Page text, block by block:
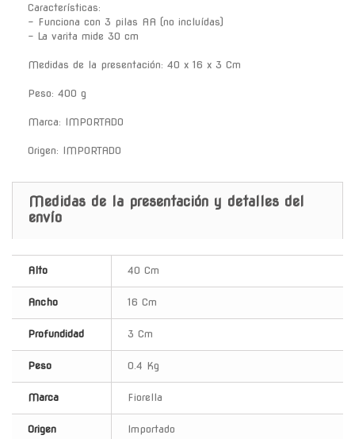
Características:
- Funciona con 3 pilas AA (no incluídas)
- La varita mide 30 cm
Medidas de la presentación: 40 x 16 x 3 Cm
Peso: 400 g
Marca: IMPORTADO
Origen: IMPORTADO
Medidas de la presentación y detalles del
envío
Alto 40 Cm
Ancho 16 Cm
Profundidad 3 Cm
Peso 0.4 Kg
Marca Fiorella
Origen Importado